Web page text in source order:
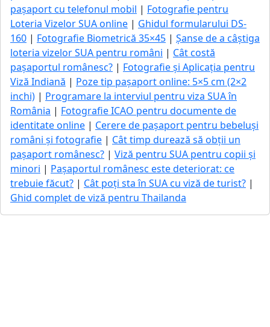
pașaport cu telefonul mobil | Fotografie pentru
Loteria Vizelor SUA online | Ghidul formularului DS-
160 | Fotografie Biometrică 35×45 | Șanse de a câștiga
loteria vizelor SUA pentru români | Cât costă
pașaportul românesc? | Fotografie și Aplicația pentru
Viză Indiană | Poze tip pașaport online: 5×5 cm (2×2
inchi) | Programare la interviul pentru viza SUA în
România | Fotografie ICAO pentru documente de
identitate online | Cerere de pașaport pentru bebeluși
români și fotografie | Cât timp durează să obții un
pașaport românesc? | Viză pentru SUA pentru copii și
minori | Pașaportul românesc este deteriorat: ce
trebuie făcut? | Cât poți sta în SUA cu viză de turist? |
Ghid complet de viză pentru Thailanda